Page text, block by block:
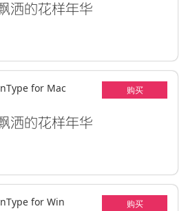
洒的花样年华
for Mac 购买
洒的花样年华
for Win 购买